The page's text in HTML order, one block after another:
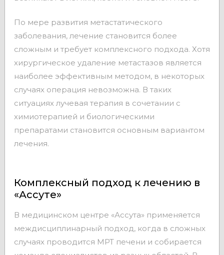
По мере развития метастатического
заболевания, лечение становится более
сложным и требует комплексного подхода. Хотя
хирургическое удаление метастазов является
наиболее эффективным методом, в некоторых
случаях операция невозможна. В таких
ситуациях лучевая терапия в сочетании с
химиотерапией и биологическими
препаратами становится основным вариантом
лечения.
Комплексный подход к лечению в
«Ассуте»
В медицинском центре «Ассута» применяется
междисциплинарный подход, когда в сложных
случаях проводится МРТ печени и собирается